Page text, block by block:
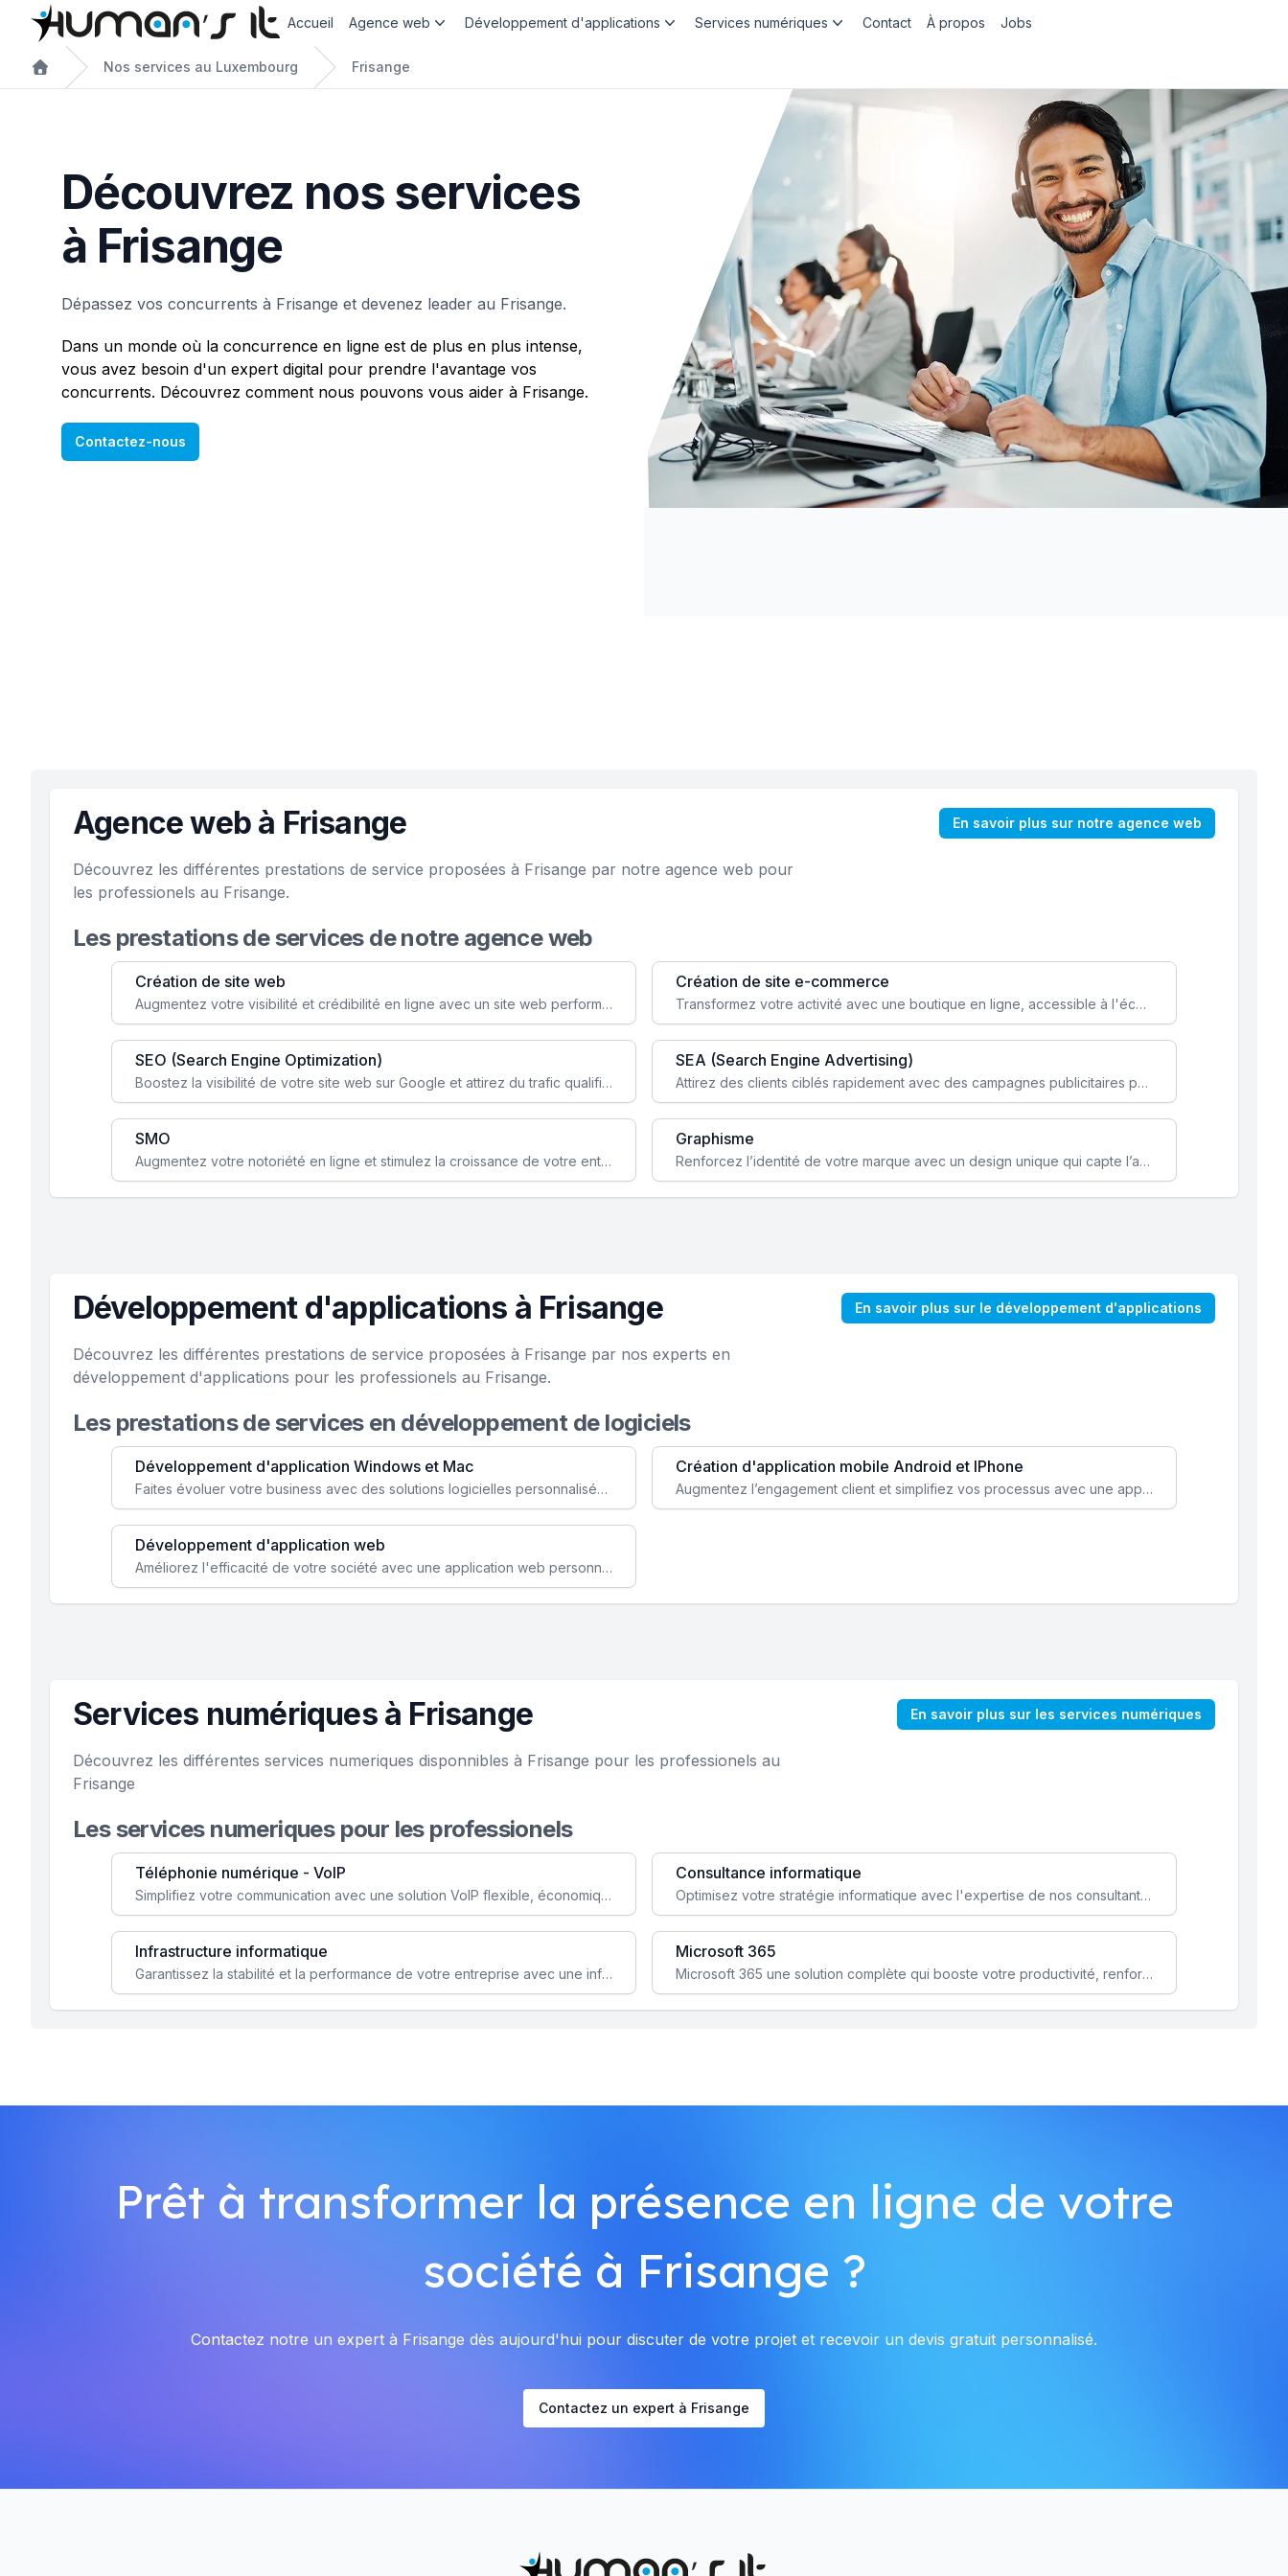
Accueil Agence web Développement d'applications Services numériques Contact À propos Jobs
Nos services au Luxembourg Frisange
Découvrez nos services
à Frisange
Dépassez vos concurrents à Frisange et devenez leader au Frisange.
Dans un monde où la concurrence en ligne est de plus en plus intense,
vous avez besoin d'un expert digital pour prendre l'avantage vos
concurrents. Découvrez comment nous pouvons vous aider à Frisange.
Contactez-nous
Agence web à Frisange En savoir plus sur notre agence web
Découvrez les différentes prestations de service proposées à Frisange par notre agence web pour
les professionels au Frisange.
Les prestations de services de notre agence web
Création de site web
Augmentez votre visibilité et crédibilité en ligne avec un site web performant, conçu pour attirer plus de clients.
Création de site e-commerce
Transformez votre activité avec une boutique en ligne, accessible à l'échelle mondiale 24/7.
SEO (Search Engine Optimization)
Boostez la visibilité de votre site web sur Google et attirez du trafic qualifié grâce à nos stratégies SEO.
SEA (Search Engine Advertising)
Attirez des clients ciblés rapidement avec des campagnes publicitaires payantes optimisées pour vos objectifs.
SMO
Augmentez votre notoriété en ligne et stimulez la croissance de votre entreprise grâce à une stratégie sociale sur mesure.
Graphisme
Renforcez l’identité de votre marque avec un design unique qui capte l’attention et engage vos clients.
Développement d'applications à Frisange En savoir plus sur le développement d'applications
Découvrez les différentes prestations de service proposées à Frisange par nos experts en
développement d'applications pour les professionels au Frisange.
Les prestations de services en développement de logiciels
Développement d'application Windows et Mac
Faites évoluer votre business avec des solutions logicielles personnalisées, parfaitement adaptées à vos besoins spécifiques.
Création d'application mobile Android et IPhone
Augmentez l’engagement client et simplifiez vos processus avec une application mobile sur mesure, disponible sur iOS et Android.
Développement d'application web
Améliorez l'efficacité de votre société avec une application web personnalisée accessible partout et tout le temps.
Services numériques à Frisange En savoir plus sur les services numériques
Découvrez les différentes services numeriques disponnibles à Frisange pour les professionels au
Frisange
Les services numeriques pour les professionels
Téléphonie numérique - VoIP
Simplifiez votre communication avec une solution VoIP flexible, économique et adaptée à vos besoins professionnels.
Consultance informatique
Optimisez votre stratégie informatique avec l'expertise de nos consultants pour améliorer votre efficacité et sécurité.
Infrastructure informatique
Garantissez la stabilité et la performance de votre entreprise avec une infrastructure IT sécurisée et évolutive.
Microsoft 365
Microsoft 365 une solution complète qui booste votre productivité, renforce la sécurité de vos données et facilite la collaboration.
Prêt à transformer la présence en ligne de votre
société à Frisange ?
Contactez notre un expert à Frisange dès aujourd'hui pour discuter de votre projet et recevoir un devis gratuit personnalisé.
Contactez un expert à Frisange